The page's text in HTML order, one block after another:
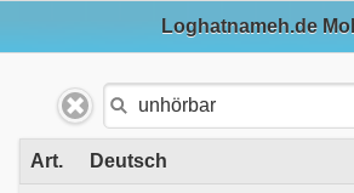
Loghatnameh.de
Art. Deutsch